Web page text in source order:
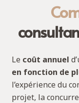
Le coût annuel
en fonction de
l’expérience du
projet, la